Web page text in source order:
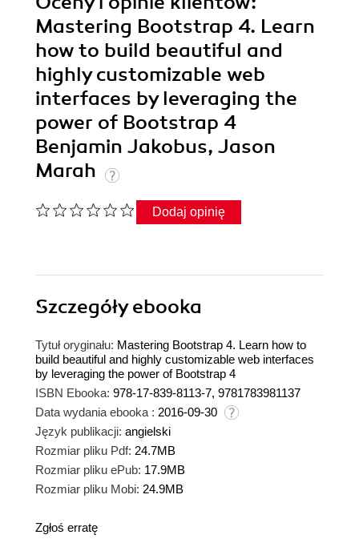
Mastering Bootstrap 4. Learn
how to build beautiful and
highly customizable web
interfaces by leveraging the
power of Bootstrap 4
Benjamin Jakobus, Jason
Marah
Dodaj opinię
Szczegółyebooka
Tytuł oryginału: Mastering Bootstrap 4. Learn how to
build beautiful and highly customizable web interfaces
by leveraging the power of Bootstrap 4
ISBN Ebooka: 978-17-839-8113-7, 9781783981137
Data wydania ebooka : 2016-09-30
Język publikacji: angielski
Rozmiar pliku Pdf: 24.7MB
Rozmiar pliku ePub: 17.9MB
Rozmiar pliku Mobi: 24.9MB
Zgłoś erratę